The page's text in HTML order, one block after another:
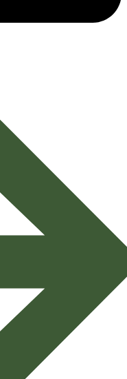
para a realização do
a ANI-Agência Nacional de
no âmbito da rede
Colaborativos (CoLAB).
hoje e amanhã no Centro de
de Inovação vai dinamizar